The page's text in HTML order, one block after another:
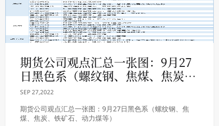
期货公司观点汇总一张图：9月27
日黑色系（螺纹钢、焦煤、焦炭、
铁矿石、动力煤等）
SEP 27,2022
期货公司观点汇总一张图：9月27日黑色系（螺纹钢、焦
煤、焦炭、铁矿石、动力煤等）